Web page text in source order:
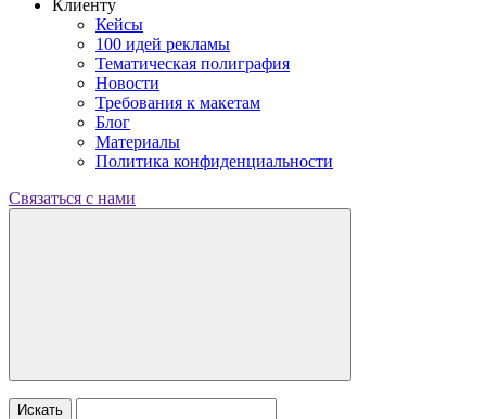
Клиенту
Кейсы
100 идей рекламы
Тематическая полиграфия
Новости
Требования к макетам
Блог
Материалы
Политика конфиденциальности
Связаться с нами
Искать